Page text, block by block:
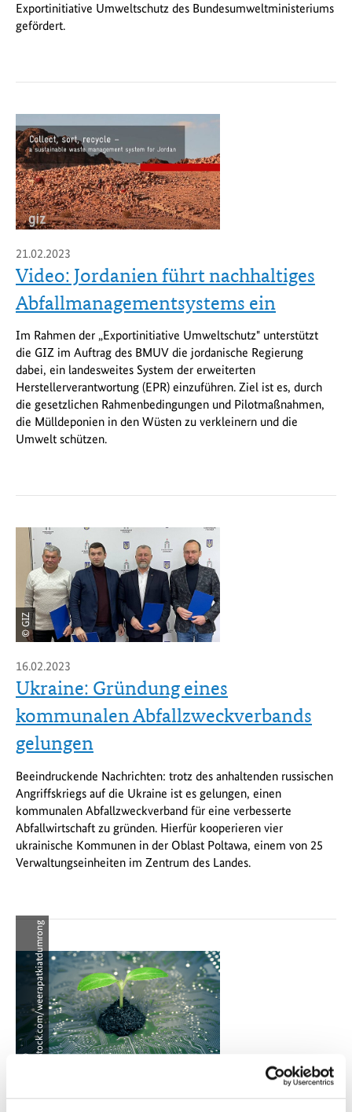
Exportinitiative Umweltschutz des Bundesumweltministeriums
gefördert.
21.02.2023
Video: Jordanien führt nachhaltiges
Abfallmanagementsystems ein
Im Rahmen der „Exportinitiative Umweltschutz" unterstützt
die GIZ im Auftrag des BMUV die jordanische Regierung
dabei, ein landesweites System der erweiterten
Herstellerverantwortung (EPR) einzuführen. Ziel ist es, durch
die gesetzlichen Rahmenbedingungen und Pilotmaßnahmen,
die Mülldeponien in den Wüsten zu verkleinern und die
Umwelt schützen.
© GIZ
16.02.2023
Ukraine: Gründung eines
kommunalen Abfallzweckverbands
gelungen
Beeindruckende Nachrichten: trotz des anhaltenden russischen
Angriffskriegs auf die Ukraine ist es gelungen, einen
kommunalen Abfallzweckverband für eine verbesserte
Abfallwirtschaft zu gründen. Hierfür kooperieren vier
ukrainische Kommunen in der Oblast Poltawa, einem von 25
Verwaltungseinheiten im Zentrum des Landes.
©
i
S
t
o
c
k
.
c
o
m
/
w
e
e
r
a
p
a
t
k
i
a
t
d
u
m
r
o
n g